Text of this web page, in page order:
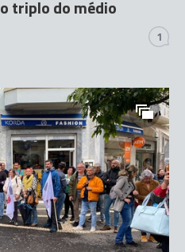
triplo do médio
1